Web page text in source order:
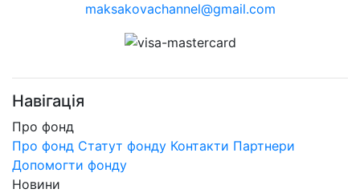
maksakovachannel@gmail.com
Навігація
Про фонд
Про фонд Статут фонду Контакти Партнери
Допомогти фонду
Новини